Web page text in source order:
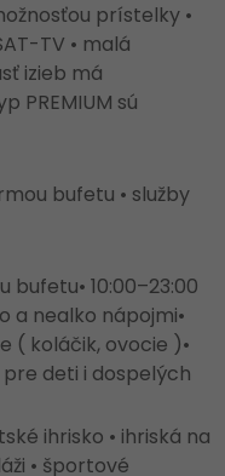
prístelky •
TV • malá
izieb má
PREMIUM sú
bufetu • služby
10:00–23:00
a nealko nápojmi•
( koláčik, ovocie )•
deti i dospelých
ihrisko • ihriská na
• športové